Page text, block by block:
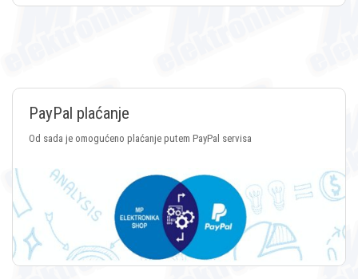
plaćanje putem PayPal servisa